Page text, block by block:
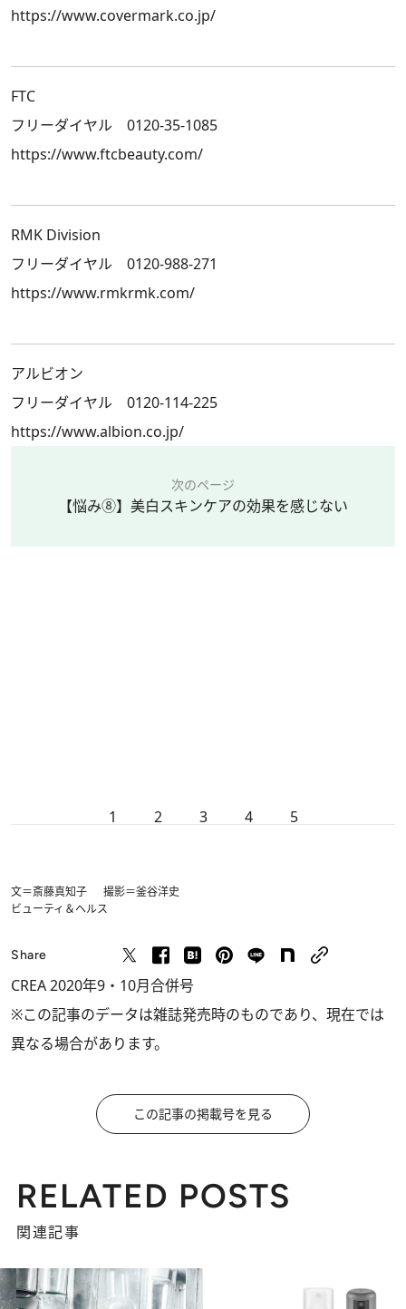
https://www.covermark.co.jp/
FTC
フリーダイヤル 0120-35-1085
https://www.ftcbeauty.com/
RMK Division
フリーダイヤル 0120-988-271
https://www.rmkrmk.com/
アルビオン
フリーダイヤル 0120-114-225
https://www.albion.co.jp/
次のページ
【悩み⑧】美白スキンケアの効果を感じない
1 2 3 4 5
文＝斎藤真知子 撮影＝釜谷洋史
ビューティ＆ヘルス
Share
CREA 2020年9・10月合併号
※この記事のデータは雑誌発売時のものであり、現在では
異なる場合があります。
この記事の掲載号を見る
RELATED POSTS
関連記事